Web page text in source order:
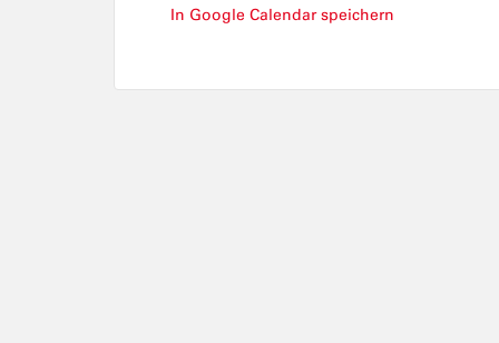
In Google Calendar speichern